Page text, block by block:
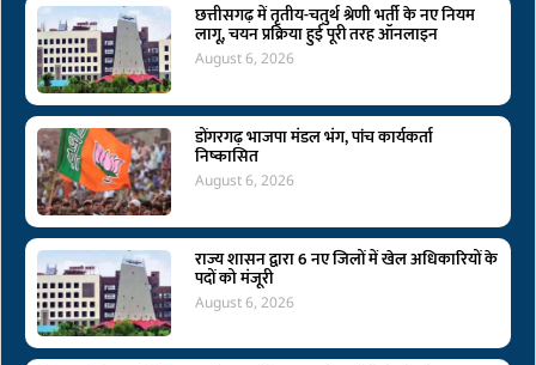
छत्तीसगढ़ में तृतीय-चतुर्थ श्रेणी भर्ती के नए नियम
लागू, चयन प्रक्रिया हुई पूरी तरह ऑनलाइन
August 6, 2026
डोंगरगढ़ भाजपा मंडल भंग, पांच कार्यकर्ता
निष्कासित
August 6, 2026
राज्य शासन द्वारा 6 नए जिलों में खेल अधिकारियों के
पदों को मंजूरी
August 6, 2026